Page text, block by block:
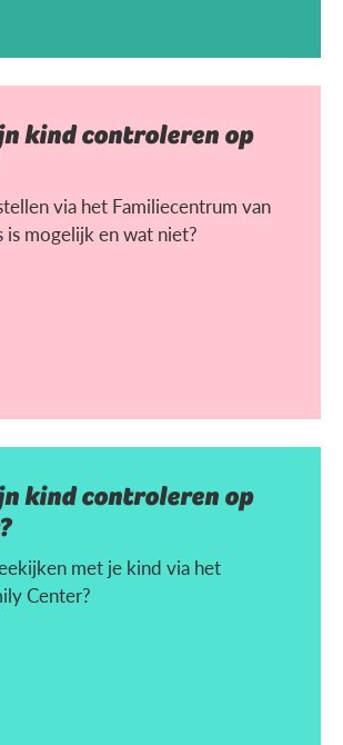
kind controleren op
via het Familiecentrum van
is mogelijk en wat niet?
kind controleren op
met je kind via het
Center?